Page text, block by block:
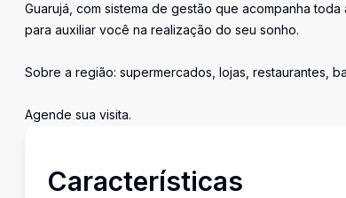
Guarujá, com sistema de gestão que acompanha
para auxiliar você na realização do seu sonho.
Sobre a região: supermercados, lojas, restaurantes,
Agende sua visita.
Características